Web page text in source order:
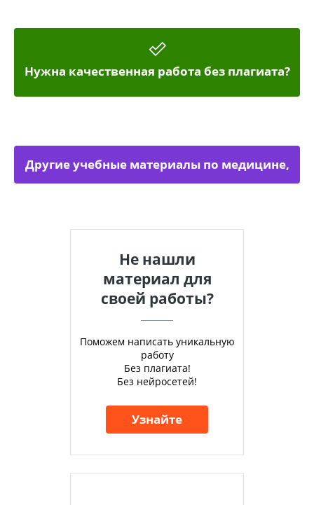
Нужна качественная работа без плагиата?
Другие учебные материалы по медицине,
Не нашли
материал для
своей работы?
Поможем написать уникальную
работу
Без плагиата!
Без нейросетей!
Узнайте